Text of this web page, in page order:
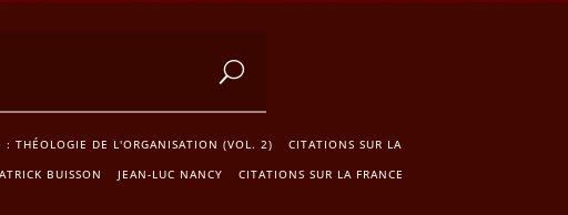
: THÉOLOGIE DE L'ORGANISATION (VOL. 2)
CITATIONS SUR LA
BUISSON JEAN-LUC NANCY
CITATIONS SUR LA FRANCE